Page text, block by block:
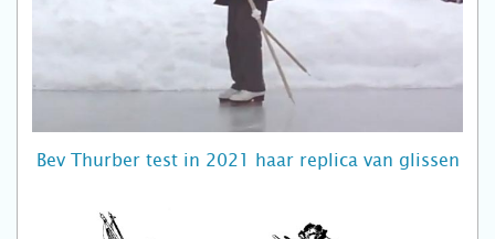
Bev Thurber test in 2021 haar replica van glissen